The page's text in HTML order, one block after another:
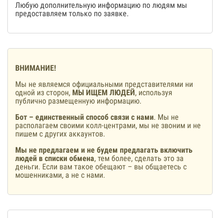
Любую дополнительную информацию по людям мы
предоставляем только по заявке.
ВНИМАНИЕ!
Мы не являемся официальными представителями ни
одной из сторон, МЫ ИЩЕМ ЛЮДЕЙ, используя
публично размещенную информацию.
Бот – единственный способ связи с нами. Мы не
располагаем своими колл-центрами, мы не звоним и не
пишем с других аккаунтов.
Мы не предлагаем и не будем предлагать включить
людей в списки обмена, тем более, сделать это за
деньги. Если вам такое обещают – вы общаетесь с
мошенниками, а не с нами.